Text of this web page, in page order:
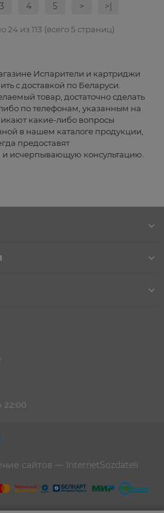
3 4 5 > >|
24 из 113 (всего 5 страниц)
Испарители и картриджи
с доставкой по Беларуси.
товар, достаточно сделать
по телефонам, указанным на
какие-либо вопросы
в нашем каталоге продукции,
предоставят
исчерпывающую консультацию.
22:00
сайтов — InternetSozdateli